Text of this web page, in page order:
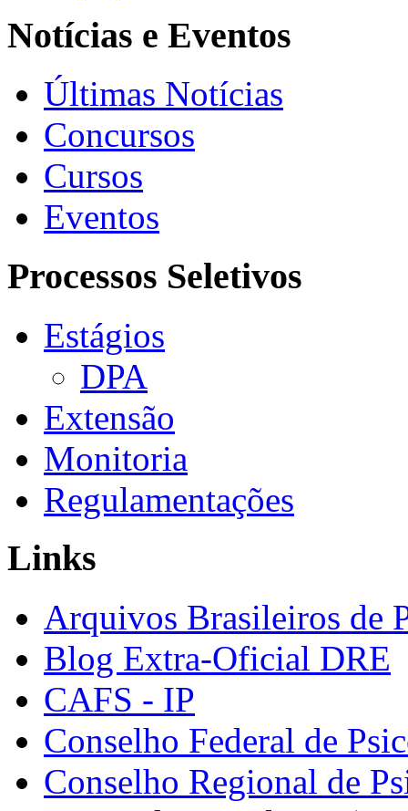
Notícias e Eventos
Últimas Notícias
Concursos
Cursos
Eventos
Processos Seletivos
Estágios
DPA
Extensão
Monitoria
Regulamentações
Links
Arquivos Brasileiros de
Blog Extra-Oficial DRE
CAFS - IP
Conselho Federal de
Conselho Regional de